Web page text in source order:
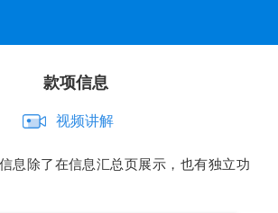
款项信息
视频讲解
息除了在信息汇总页展示，也有独立功